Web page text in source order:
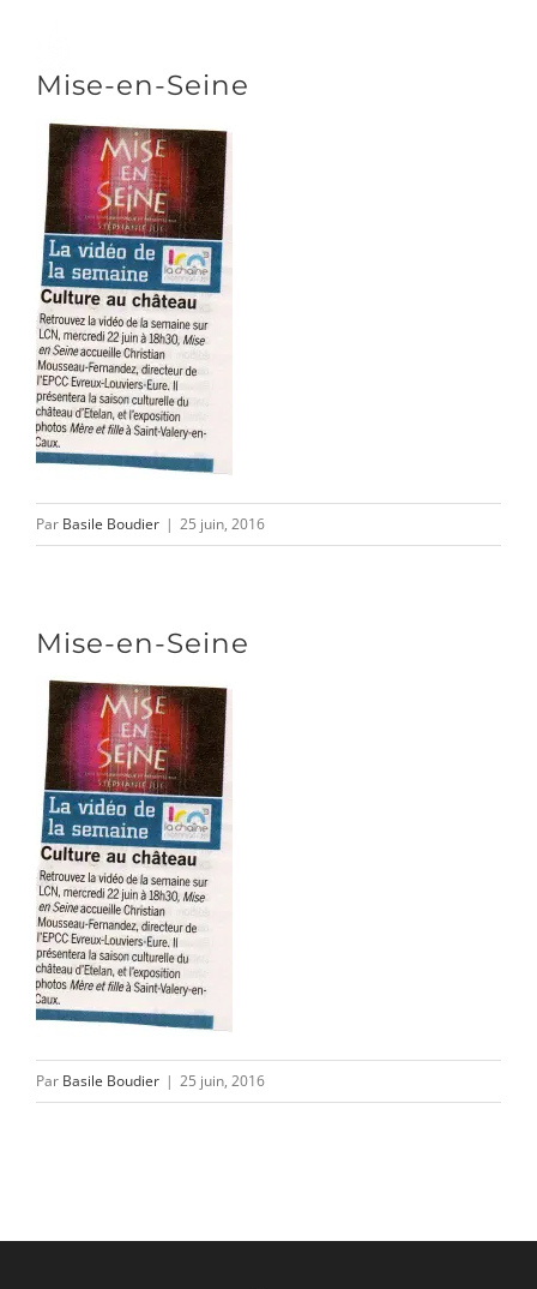
contenu
DÉCOUVRIR
CONTACT/ACCÈS
Mise-en-Seine
Par Basile Boudier | 25 juin, 2016
Mise-en-Seine
Par Basile Boudier | 25 juin, 2016